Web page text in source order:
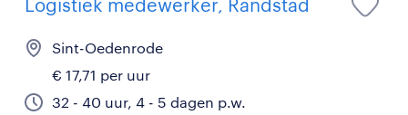
Logistiek medewerker, Randstad
Sint-Oedenrode
€ 17,71 per uur
32 - 40 uur, 4 - 5 dagen p.w.